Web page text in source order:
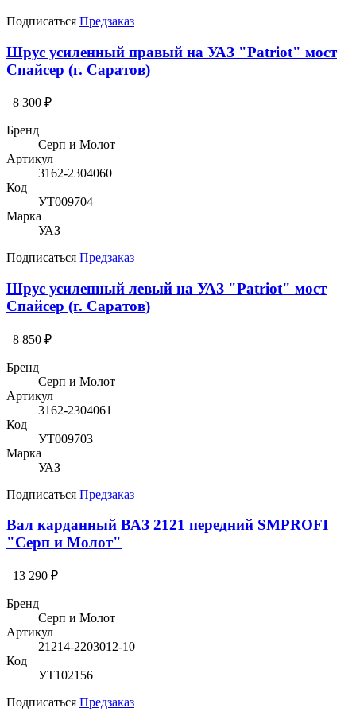
Подписаться Предзаказ
Шрус усиленный правый на УАЗ "Patriot" мост
Спайсер (г. Саратов)
8 300 ₽
Бренд
Серп и Молот
Артикул
3162-2304060
Код
УТ009704
Марка
УАЗ
Подписаться Предзаказ
Шрус усиленный левый на УАЗ "Patriot" мост
Спайсер (г. Саратов)
8 850 ₽
Бренд
Серп и Молот
Артикул
3162-2304061
Код
УТ009703
Марка
УАЗ
Подписаться Предзаказ
Вал карданный ВАЗ 2121 передний SMPROFI
"Серп и Молот"
13 290 ₽
Бренд
Серп и Молот
Артикул
21214-2203012-10
Код
УТ102156
Подписаться Предзаказ